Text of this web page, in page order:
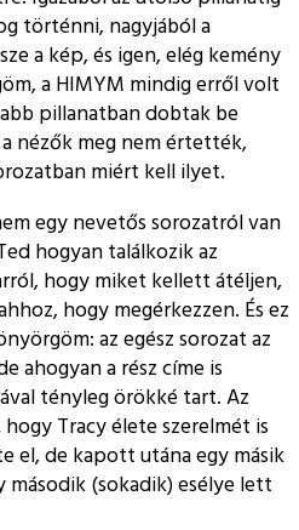
történni, nagyjából a
a kép, és igen, elég kemény
a HIMYM mindig erről volt
pillanatban dobtak be
nézők meg nem értették,
miért kell ilyet.
egy nevetős sorozatról van
hogyan találkozik az
hogy miket kellett átéljen,
hogy megérkezzen. És ez
az egész sorozat az
ahogyan a rész címe is
tényleg örökké tart. Az
Tracy élete szerelmét is
el, de kapott utána egy másik
második (sokadik) esélye lett